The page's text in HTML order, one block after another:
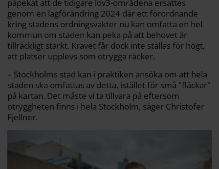
påpekat att de tidigare lov3-områdena ersattes
genom en lagförändring 2024 där ett förordnande
kring stadens ordningsvakter nu kan omfatta en hel
kommun om staden kan peka på att behovet är
tillräckligt starkt. Kravet får dock inte ställas för högt,
att platser upplevs som otrygga räcker.
– Stockholms stad kan i praktiken ansöka om att hela
staden ska omfattas av detta, istället för små "fläckar"
på kartan. Det måste vi ta tillvara på eftersom
otryggheten finns i hela Stockholm, säger Christofer
Fjellner.